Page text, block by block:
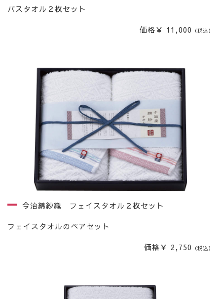
バスタオル２枚セット
価格￥ 11,000 （税込）
今治綿紗織 フェイスタオル２枚セット
フェイスタオルのペアセット
価格￥ 2,750 （税込）